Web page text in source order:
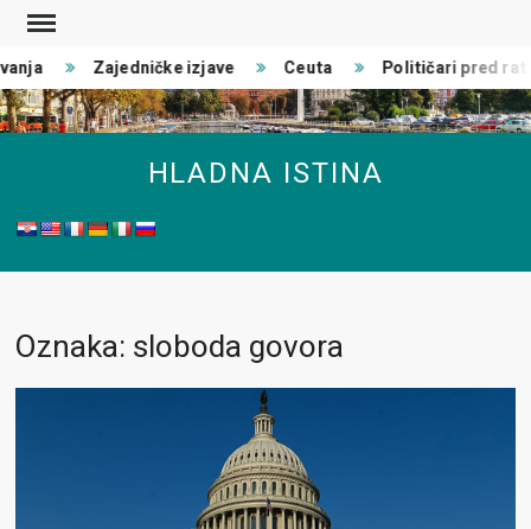
Skip
content
Zajedničke izjave Ceuta Političari pred rat
HLADNA ISTINA
Oznaka: sloboda govora